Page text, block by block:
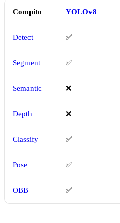
Compito YOLOv8
Detect ✅
Segment ✅
Semantic ❌
Depth ❌
Classify ✅
Pose ✅
OBB ✅